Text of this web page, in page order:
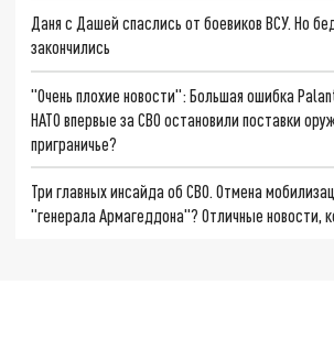
Даня с Дашей спаслись от боевиков ВСУ. Но
закончились
"Очень плохие новости": Большая ошибка
НАТО впервые за СВО остановили поставки
приграничье?
Три главных инсайда об СВО. Отмена
"генерала Армагеддона"? Отличные новости,